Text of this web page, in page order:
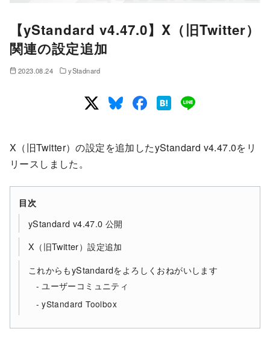
【yStandard v4.47.0】X（旧Twitter）
関連の設定追加
2023.08.24 yStadnard
X（旧Twitter）の設定を追加したyStandard v4.47.0をリ
リースしました。
目次
yStandard v4.47.0 公開
X（旧Twitter）設定追加
これからもyStandardをよろしくおねがいします
ユーザーコミュニティ
yStandard Toolbox